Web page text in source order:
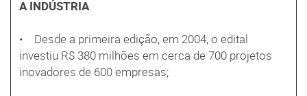
A INDÚSTRIA
• Desde a primeira edição, em 2004, o edital
investiu R$ 380 milhões em cerca de 700 projetos
inovadores de 600 empresas;